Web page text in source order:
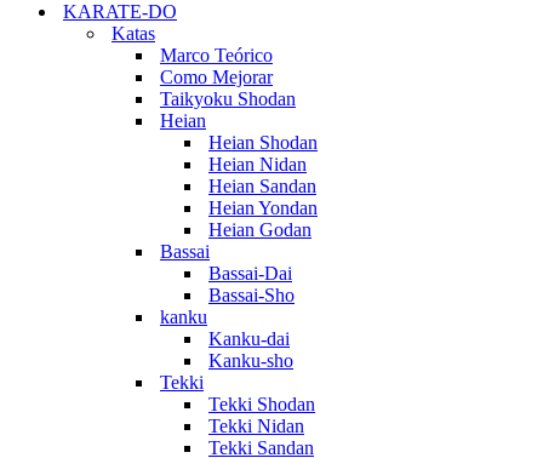
KARATE-DO
Katas
Marco Teórico
Como Mejorar
Taikyoku Shodan
Heian
Heian Shodan
Heian Nidan
Heian Sandan
Heian Yondan
Heian Godan
Bassai
Bassai-Dai
Bassai-Sho
kanku
Kanku-dai
Kanku-sho
Tekki
Tekki Shodan
Tekki Nidan
Tekki Sandan